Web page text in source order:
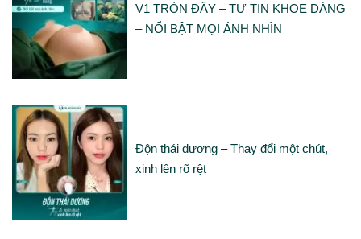
V1 TRÒN ĐẦY – TỰ TIN KHOE DÁNG
– NỔI BẬT MỌI ÁNH NHÌN
Độn thái dương – Thay đổi một chút,
xinh lên rõ rệt